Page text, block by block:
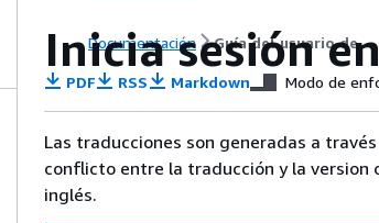
Documentación Guía del usuario de
Inicia sesión
PDF RSS Markdown Modo de
Las traducciones son generadas a
conflicto entre la traducción y la version
inglés.